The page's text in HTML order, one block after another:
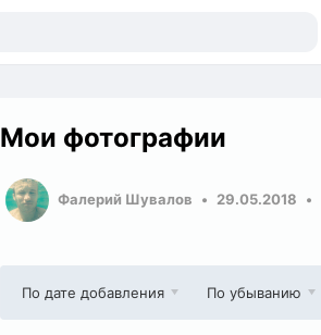
Мои фотографии
Фалерий Шувалов 29.05.2018
По дате добавления По убыванию